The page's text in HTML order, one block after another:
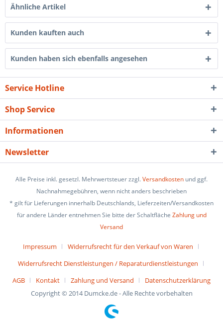
Ähnliche Artikel
Kunden kauften auch
Kunden haben sich ebenfalls angesehen
Service Hotline
Shop Service
Informationen
Newsletter
Alle Preise inkl. gesetzl. Mehrwertsteuer zzgl.Versandkosten und ggf.
Nachnahmegebühren, wenn nicht anders beschrieben
* gilt für Lieferungen innerhalb Deutschlands, Lieferzeiten/Versandkosten
für andere Länder entnehmen Sie bitte der Schaltfläche Zahlung und
Versand
Impressum
Widerrufsrecht für den Verkauf von Waren
Widerrufsrecht Dienstleistungen / Reparaturdienstleistungen
AGB
Kontakt Zahlung und Versand
Datenschutzerklärung
Copyright © 2014 Dumcke.de - Alle Rechte vorbehalten